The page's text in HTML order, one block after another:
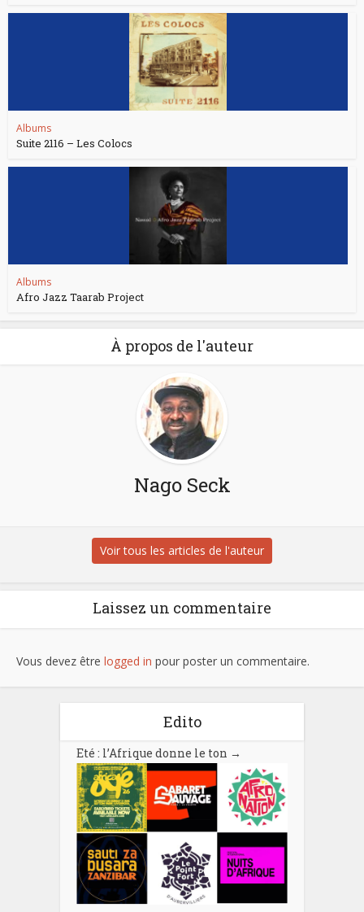
Albums
Suite 2116 – Les Colocs
Albums
Afro Jazz Taarab Project
À propos de l'auteur
Nago Seck
Voir tous les articles de l'auteur
Laissez un commentaire
Vous devez être logged in pour poster un commentaire.
Edito
Eté : l’Afrique donne le ton →